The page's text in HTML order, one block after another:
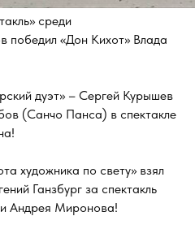
среди
победил «Дон Кихот» Влада
дуэт» – Сергей Курышев
(Санчо Панса) в спектакле
художника по свету» взял
Ганзбург за спектакль
Андрея Миронова!